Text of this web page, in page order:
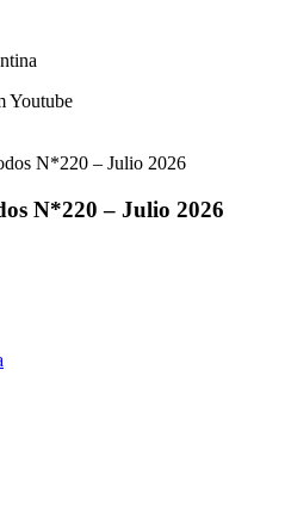
Youtube
N*220 – Julio 2026